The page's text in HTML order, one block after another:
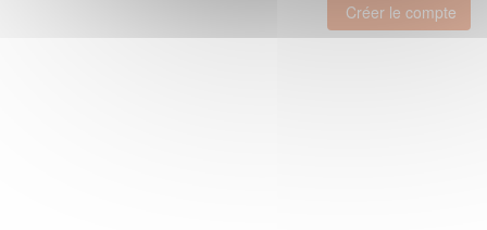
Créer le compte